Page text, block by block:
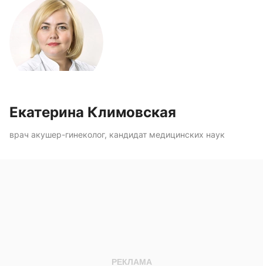
Екатерина Климовская
врач акушер-гинеколог, кандидат медицинских наук